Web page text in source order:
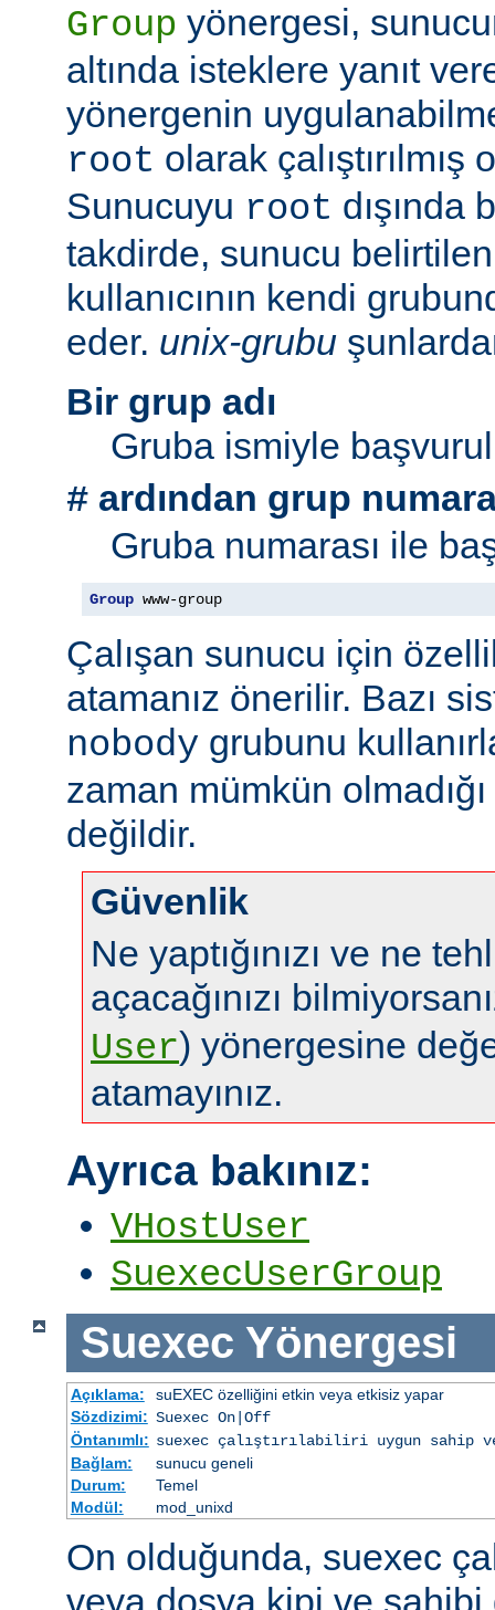
Group yönergesi,
altında isteklere yanıt
yönergenin
root olarak çalıştırılmış
Sunucuyu root dışında
takdirde, sunucu
kullanıcının kendi
eder. unix-grubu
Bir grup adı
Gruba ismiyle
# ardından grup
Gruba numarası ile
Group www-group
Çalışan sunucu için
atamanız önerilir. Bazı
nobody grubunu
zaman mümkün
değildir.
Güvenlik
Ne yaptığınızı ve ne
açacağınızı
User) yönergesine
atamayınız.
Ayrıca bakınız:
VHostUser
SuexecUserGroup
Suexec Yönergesi
Açıklama:
suEXEC özelliğini etkin veya etkisiz yapar
Sözdizimi: Suexec On|Off
Öntanımlı: suexec çalıştırılabiliri uygun sahip
Bağlam:
sunucu geneli
Durum:
Temel
Modül:
mod_unixd
On olduğunda, suexec
veya dosya kipi ve